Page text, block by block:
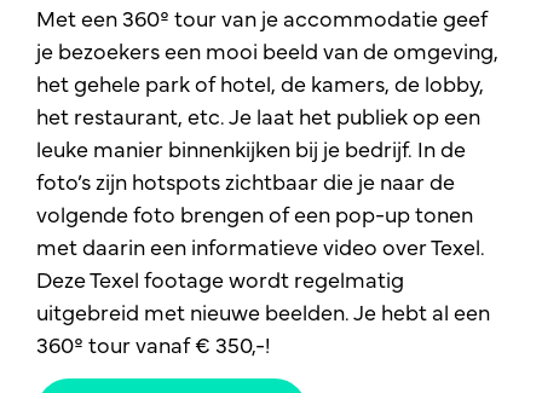
Met een 360º tour van je accommodatie geef
je bezoekers een mooi beeld van de omgeving,
het gehele park of hotel, de kamers, de lobby,
het restaurant, etc. Je laat het publiek op een
leuke manier binnenkijken bij je bedrijf. In de
foto’s zijn hotspots zichtbaar die je naar de
volgende foto brengen of een pop-up tonen
met daarin een informatieve video over Texel.
Deze Texel footage wordt regelmatig
uitgebreid met nieuwe beelden. Je hebt al een
360º tour vanaf € 350,-!